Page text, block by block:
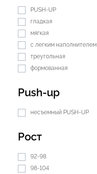
PUSH-UP
гладкая
мягкая
с легким наполнителем
треугольная
формованная
Push-up
несъемный PUSH-UP
Рост
92-98
98-104